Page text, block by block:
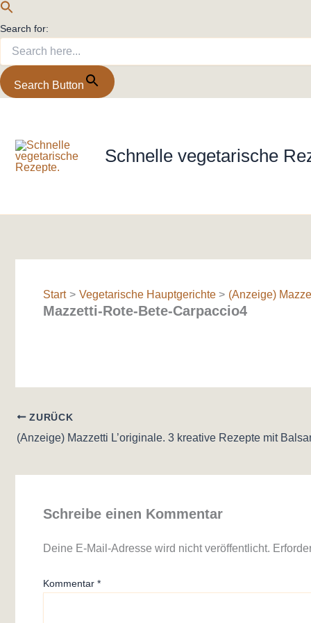
Search for:
Search Button
springen
Schnelle vegetarische
Start Vegetarische Hauptgerichte (Anzeige)
Mazzetti-Rote-Bete-Carpaccio4
ZURÜCK
(Anzeige) Mazzetti L’originale. 3 kreative Rezepte mit
Schreibe einen Kommentar
Deine E-Mail-Adresse wird nicht veröffentlicht.
Kommentar *